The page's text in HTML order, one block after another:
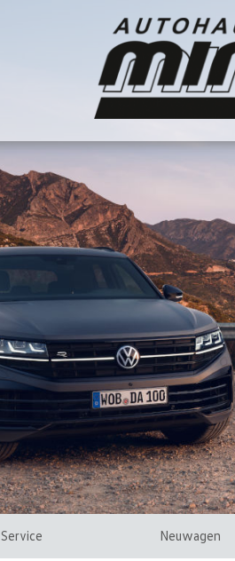
Service Neuwagen